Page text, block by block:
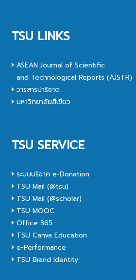
TSU LINKS
ASEAN Journal of Scientific
and Technological Reports (AJSTR)
วารสารปาริชาต
มหาวิทยาลัยสีเขียว
TSU SERVICE
ระบบบริจาค e-Donation
TSU Mail (@tsu)
TSU Mail (@scholar)
TSU MOOC
Office 365
TSU Canva Education
e-Performance
TSU Brand Identity